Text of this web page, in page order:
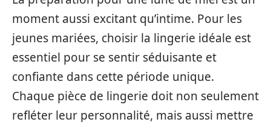
moment aussi excitant qu’intime. Pour les
jeunes mariées, choisir la lingerie idéale est
essentiel pour se sentir séduisante et
confiante dans cette période unique.
Chaque pièce de lingerie doit non seulement
refléter leur personnalité, mais aussi mettre